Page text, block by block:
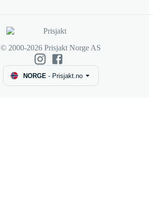
© 2000-2026 Prisjakt Norge AS
NORGE - Prisjakt.no